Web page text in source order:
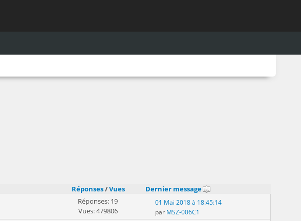
Réponses/Vues
Dernier message
Réponses: 19
Vues: 479806
01 Mai 2018 à 18:45:14
par MSZ-006C1